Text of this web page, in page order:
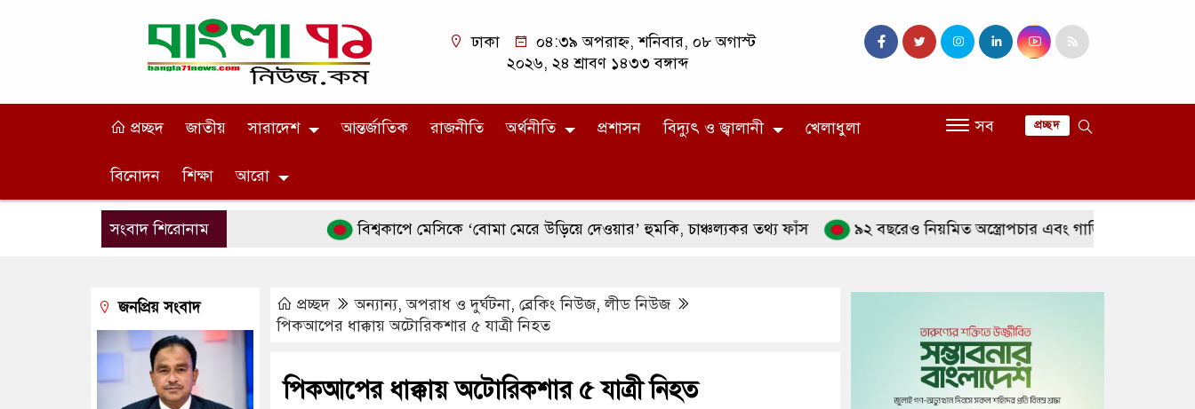
ঢাকা
০৪:৩৯ অপরাহ্ন, শনিবার, ০৮ অগাস্ট
২০২৬, ২৪ শ্রাবণ ১৪৩৩ বঙ্গাব্দ
প্রচ্ছদ জাতীয় সারাদেশ আন্তর্জাতিক রাজনীতি অর্থনীতি প্রশাসন বিদ্যুৎ ও জ্বালানী খেলাধুলা
বিনোদন শিক্ষা আরো
সব প্রচ্ছদ
সংবাদ শিরোনাম বিশ্বকাপে মেসিকে ‘বোমা মেরে উড়িয়ে দেওয়ার’ হুমকি, চাঞ্চল্যকর তথ্য ফাঁস ৯২ বছরেও নিয়মিত অস্ত্রোপচার এবং গাড়ি চালানোতেও পারদর্শী
প্রচ্ছদ অন্যান্য,অপরাধ ও দুর্ঘটনা, ব্রেকিং নিউজ,লীড নিউজ
পিকআপের ধাক্কায় অটোরিকশার ৫ যাত্রী নিহত
পিকআপের ধাক্কায় অটোরিকশার ৫ যাত্রী নিহত
জনপ্রিয় সংবাদ